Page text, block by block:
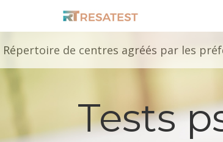
Répertoire de centres agréés par les
Tests